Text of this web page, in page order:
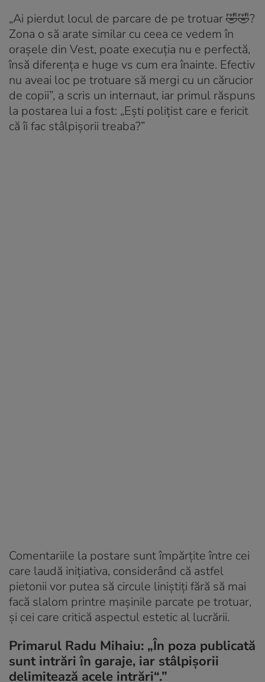
„Ai pierdut locul de parcare de pe trotuar 🤣🤣?
Zona o să arate similar cu ceea ce vedem în
orașele din Vest, poate execuția nu e perfectă,
însă diferența e huge vs cum era înainte. Efectiv
nu aveai loc pe trotuare să mergi cu un cărucior
de copii”, a scris un internaut, iar primul răspuns
la postarea lui a fost: „Ești polițist care e fericit
că îi fac stâlpișorii treaba?”
Comentariile la postare sunt împărțite între cei
care laudă inițiativa, considerând că astfel
pietonii vor putea să circule liniștiți fără să mai
facă slalom printre mașinile parcate pe trotuar,
și cei care critică aspectul estetic al lucrării.
Primarul Radu Mihaiu: „În poza publicată
sunt intrări în garaje, iar stâlpișorii
delimitează acele intrări“.”